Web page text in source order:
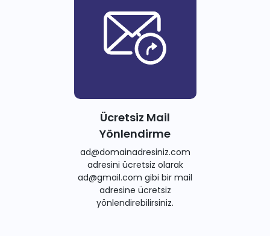
Ücretsiz Mail
Yönlendirme
ad@domainadresiniz.com
adresini ücretsiz olarak
ad@gmail.com gibi bir mail
adresine ücretsiz
yönlendirebilirsiniz.